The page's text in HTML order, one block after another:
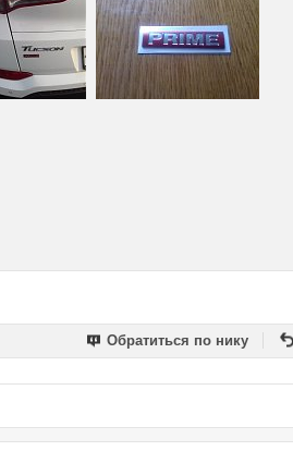
Обратиться по нику